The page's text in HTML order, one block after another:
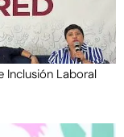
Inclusión Laboral